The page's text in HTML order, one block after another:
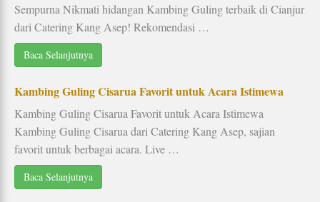
Sempurna Nikmati hidangan Kambing Guling terbaik di Cianjur
dari Catering Kang Asep! Rekomendasi …
Baca Selanjutnya
Kambing Guling Cisarua Favorit untuk Acara Istimewa
Kambing Guling Cisarua Favorit untuk Acara Istimewa
Kambing Guling Cisarua dari Catering Kang Asep, sajian
favorit untuk berbagai acara. Live …
Baca Selanjutnya